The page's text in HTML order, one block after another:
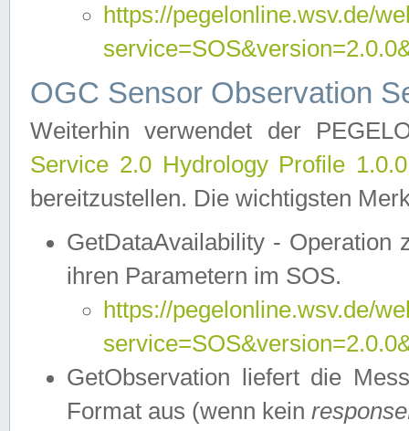
https://pegelonline.wsv.de/
OGC Sensor Observation
Weiterhin verwendet der
Service 2.0 Hydrology Profile
bereitzustellen. Die wichtigsten
GetDataAvailability - Operation
ihren Parametern im SOS.
https://pegelonline.wsv.de/
GetObservation liefert die
Format aus (wenn kein